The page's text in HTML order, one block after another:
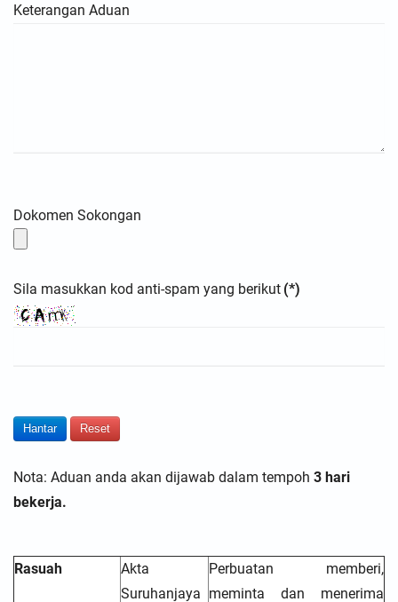
Keterangan Aduan
Dokomen Sokongan
Sila masukkan kod anti-spam yang berikut (*)
Hantar Reset
Nota: Aduan anda akan dijawab dalam tempoh 3 hari
bekerja.
Rasuah
Akta
Suruhanjaya
Perbuatan memberi,
meminta dan menerima